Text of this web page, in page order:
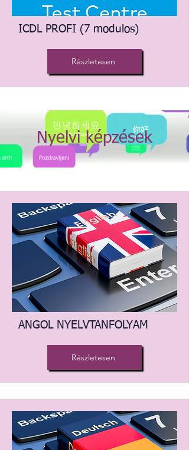
ICDL PROFI (7 modulos)
Részletesen
Nyelvi képzések
ANGOL NYELVTANFOLYAM
Részletesen